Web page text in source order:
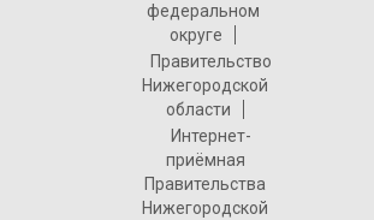
федеральном
округе
Правительство
Нижегородской
области
Интернет-
приёмная
Правительства
Нижегородской